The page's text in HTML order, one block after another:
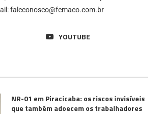
faleconosco@femaco.com.br
YOUTUBE
NR-01 em Piracicaba: os riscos invisíveis
que também adoecem os trabalhadores